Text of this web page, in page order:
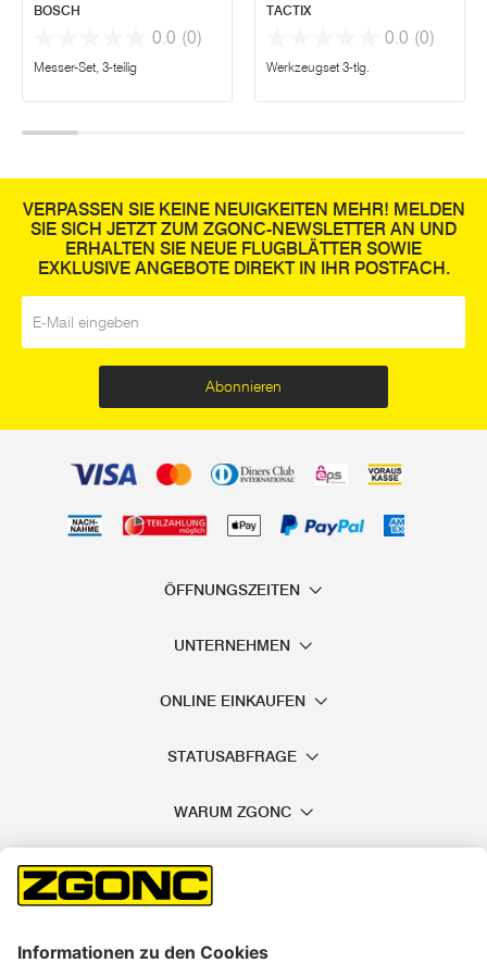
BOSCH
0.0 (0)
Messer-Set, 3-teilig
TACTIX
0.0 (0)
Werkzeugset 3-tlg.
VERPASSEN SIE KEINE NEUIGKEITEN MEHR! MELDEN
SIE SICH JETZT ZUM ZGONC-NEWSLETTER AN UND
ERHALTEN SIE NEUE FLUGBLÄTTER SOWIE
EXKLUSIVE ANGEBOTE DIREKT IN IHR POSTFACH.
Abonnieren
ÖFFNUNGSZEITEN
UNTERNEHMEN
ONLINE EINKAUFEN
STATUSABFRAGE
WARUM ZGONC